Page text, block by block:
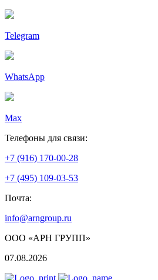
Telegram
WhatsApp
Max
Телефоны для связи:
+7 (916) 170-00-28
+7 (495) 109-03-53
Почта:
info@arngroup.ru
ООО «АРН ГРУПП»
07.08.2026